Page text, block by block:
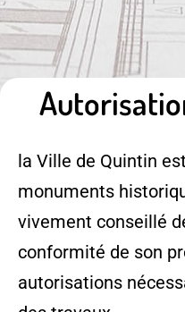
la Ville de Quintin
monuments
vivement conseillé
conformité de son
autorisations